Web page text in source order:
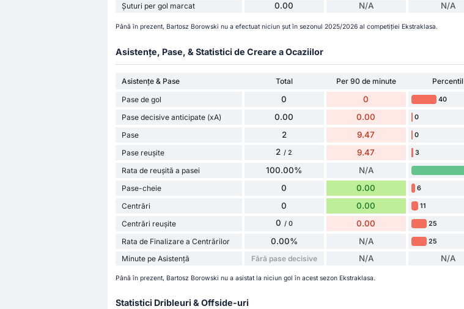
Șuturi per gol marcat 0.00 N/A N/A
Până în prezent, Bartosz Borowski nu a efectuat niciun șut în sezonul 2025/2026 al competiției Ekstraklasa.
Asistențe, Pase, & Statistici de Creare a Ocaziilor
Asistențe & Pase Total Per 90 de minute
Percentil
Pase de gol
0 0 40
Pase decisive anticipate (xA) 0.00 0.00 0
Pase 2 9.47 0
Pase reușite 2 / 2 9.47 3
Rata de reușită a pasei 100.00% N/A
Pase-cheie 0 0.00 6
Centrări 0 0.00 11
Centrări reușite 0 / 0 0.00 25
Rata de Finalizare a Centrărilor 0.00% N/A 25
Minute pe Asistență Fără pase decisive N/A N/A
Până în prezent, Bartosz Borowski nu a asistat la niciun gol în acest sezon Ekstraklasa.
Statistici Dribleuri & Offside-uri